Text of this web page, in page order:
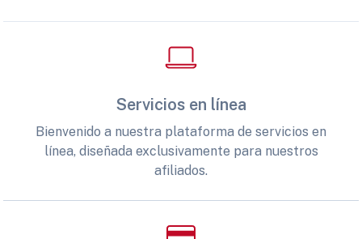
Servicios en línea
Bienvenido a nuestra plataforma de servicios en
línea, diseñada exclusivamente para nuestros
afiliados.